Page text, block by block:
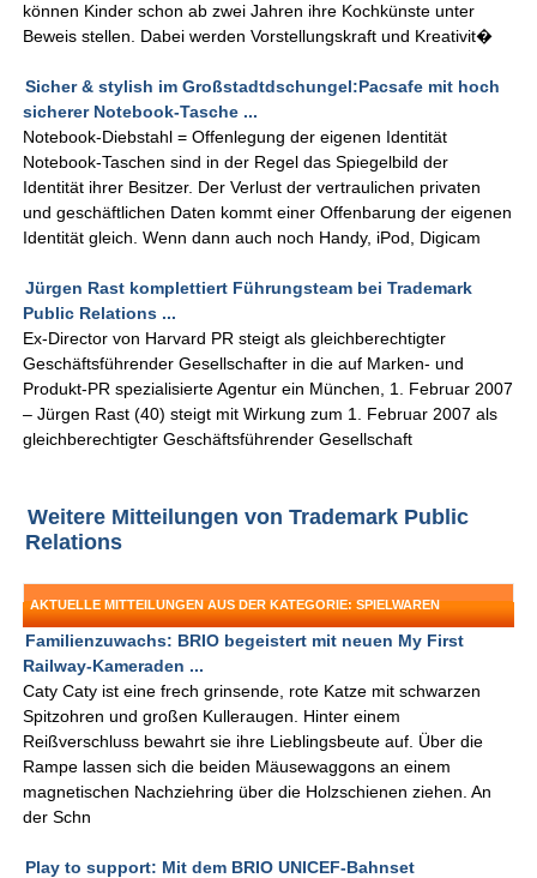
können Kinder schon ab zwei Jahren ihre Kochkünste unter
Beweis stellen. Dabei werden Vorstellungskraft und Kreativit�
Sicher & stylish im Großstadtdschungel:Pacsafe mit hoch
sicherer Notebook-Tasche ...
Notebook-Diebstahl = Offenlegung der eigenen Identität
Notebook-Taschen sind in der Regel das Spiegelbild der
Identität ihrer Besitzer. Der Verlust der vertraulichen privaten
und geschäftlichen Daten kommt einer Offenbarung der eigenen
Identität gleich. Wenn dann auch noch Handy, iPod, Digicam
Jürgen Rast komplettiert Führungsteam bei Trademark
Public Relations ...
Ex-Director von Harvard PR steigt als gleichberechtigter
Geschäftsführender Gesellschafter in die auf Marken- und
Produkt-PR spezialisierte Agentur ein München, 1. Februar 2007
– Jürgen Rast (40) steigt mit Wirkung zum 1. Februar 2007 als
gleichberechtigter Geschäftsführender Gesellschaft
Weitere Mitteilungen von Trademark Public
Relations
AKTUELLE MITTEILUNGEN AUS DER KATEGORIE: SPIELWAREN
Familienzuwachs: BRIO begeistert mit neuen My First
Railway-Kameraden ...
Caty Caty ist eine frech grinsende, rote Katze mit schwarzen
Spitzohren und großen Kulleraugen. Hinter einem
Reißverschluss bewahrt sie ihre Lieblingsbeute auf. Über die
Rampe lassen sich die beiden Mäusewaggons an einem
magnetischen Nachziehring über die Holzschienen ziehen. An
der Schn
Play to support: Mit dem BRIO UNICEF-Bahnset